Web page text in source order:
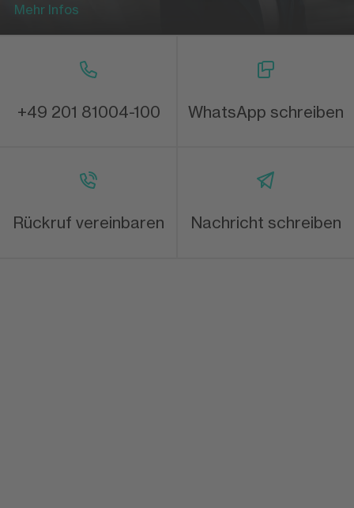
Mehr Infos
+49 201 81004-100 WhatsApp schreiben
Rückruf vereinbaren Nachricht schreiben